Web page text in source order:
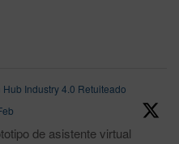
Industry 4.0 Retuiteado
de asistente virtual